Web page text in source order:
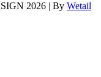
2026 | By Wetail